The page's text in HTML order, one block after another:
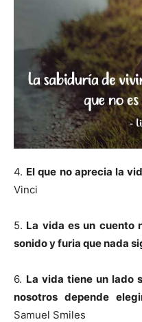
4. El que no aprecia la
Vinci
5. La vida es un cuento
sonido y furia que nada
6. La vida tiene un lado
nosotros depende
Samuel Smiles